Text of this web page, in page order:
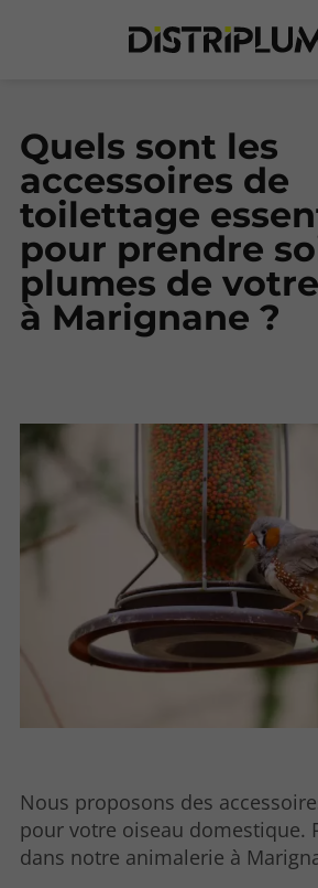
Quels sont les
accessoires de
toilettage
pour prendre
plumes de
à Marignane ?
Nous proposons des
pour votre oiseau domestique.
dans notre animalerie à